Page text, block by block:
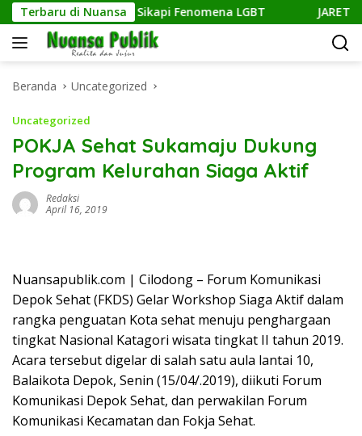
Langsung
ke
konten
Terbaru di Nuansa
Lebih Tegas Sikapi Fenomena LGBT JARETA
Beranda Uncategorized
Uncategorized
POKJA Sehat Sukamaju Dukung
Program Kelurahan Siaga Aktif
Redaksi
April 16, 2019
Nuansapublik.com | Cilodong – Forum Komunikasi
Depok Sehat (FKDS) Gelar Workshop Siaga Aktif dalam
rangka penguatan Kota sehat menuju penghargaan
tingkat Nasional Katagori wisata tingkat II tahun 2019.
Acara tersebut digelar di salah satu aula lantai 10,
Balaikota Depok, Senin (15/04/.2019), diikuti Forum
Komunikasi Depok Sehat, dan perwakilan Forum
Komunikasi Kecamatan dan Fokja Sehat.